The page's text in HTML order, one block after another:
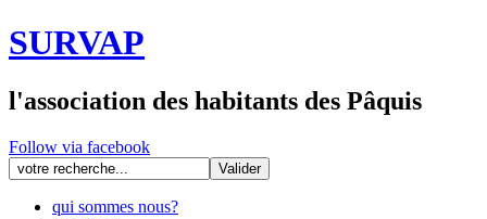
SURVAP
l'association des habitants des Pâquis
Follow via facebook
qui sommes nous?